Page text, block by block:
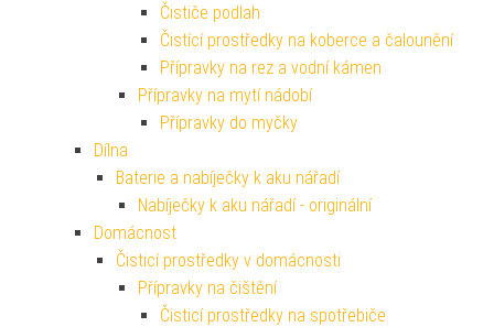
Čističe podlah
Čistící prostředky na koberce a čalounění
Přípravky na rez a vodní kámen
Přípravky na mytí nádobí
Přípravky do myčky
Dílna
Baterie a nabíječky k aku nářadí
Nabíječky k aku nářadí - originální
Domácnost
Čisticí prostředky v domácnosti
Přípravky na čištění
Čisticí prostředky na spotřebiče